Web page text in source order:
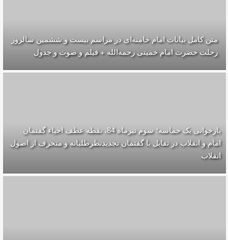
متن کامل بیانات امام خامنه‌ای در مراسم بیست و ششمین سالروز
رحلت حضرت امام خمینی رحمه‌الله + فیلم و صوت و جدول
بازخوانی یک حماسه؛ سوم تیرماه 84، نقطه عطف احیاء گفتمان
امام و انقلاب در تقابل با گفتمان تجدیدنظرطلبانه و منحرف از اصول
انقلاب